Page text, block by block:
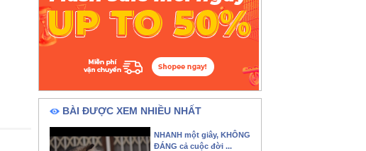
BÀI ĐƯỢC XEM NHIỀU NHẤT
NHANH một giây, KHÔNG
ĐÁNG cả cuộc đời ...